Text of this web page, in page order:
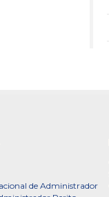
de Administrador